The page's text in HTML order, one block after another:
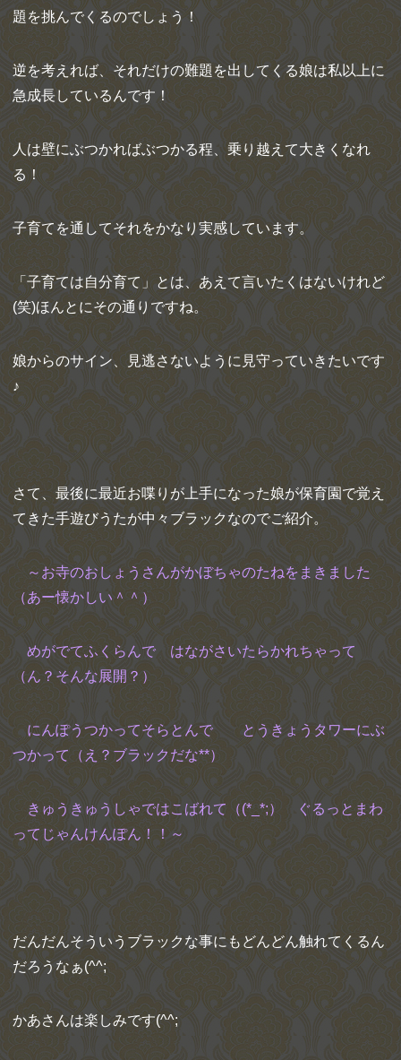
題を挑んでくるのでしょう！
逆を考えれば、それだけの難題を出してくる娘は私以上に
急成長しているんです！
人は壁にぶつかればぶつかる程、乗り越えて大きくなれ
る！
子育てを通してそれをかなり実感しています。
「子育ては自分育て」とは、あえて言いたくはないけれど
(笑)ほんとにその通りですね。
娘からのサイン、見逃さないように見守っていきたいです
♪
さて、最後に最近お喋りが上手になった娘が保育園で覚え
てきた手遊びうたが中々ブラックなのでご紹介。
～お寺のおしょうさんがかぼちゃのたねをまきました
（あー懐かしい＾＾）
めがでてふくらんで はながさいたらかれちゃって
（ん？そんな展開？）
にんぽうつかってそらとんで とうきょうタワーにぶ
つかって（え？ブラックだな**）
きゅうきゅうしゃではこばれて（(*_*;） ぐるっとまわ
ってじゃんけんぽん！！～
だんだんそういうブラックな事にもどんどん触れてくるん
だろうなぁ(^^;
かあさんは楽しみです(^^;